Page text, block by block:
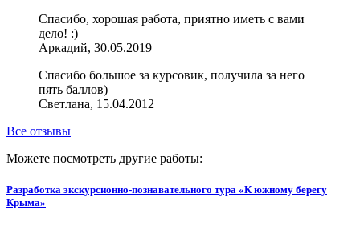
Спасибо, хорошая работа, приятно иметь с вами
дело! :)
Аркадий, 30.05.2019
Спасибо большое за курсовик, получила за него
пять баллов)
Светлана, 15.04.2012
Все отзывы
Можете посмотреть другие работы:
Разработка экскурсионно-познавательного тура «К южному берегу
Крыма»